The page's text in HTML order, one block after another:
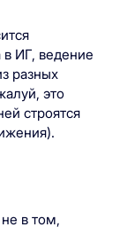
ИГ, ведение
разных
это
строятся
в том,